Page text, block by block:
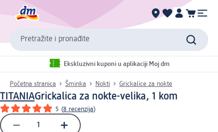
Pretražite i pronađite
Ekskluzivni kuponi u aplikaciji Moj dm
Početna stranica Šminka Nokti Grickalice za nokte
TITANIAGrickalica za nokte-velika, 1 kom
5 (8 recenzija)